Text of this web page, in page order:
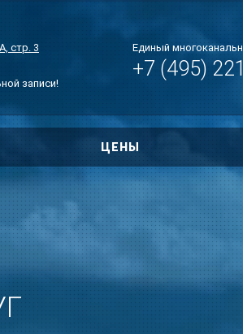
уголовным
дома
ДТП
стр. 3
записи!
Единый
+7 (495)
ЦЕНЫ